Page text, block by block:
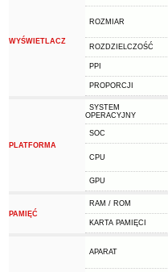
WYŚWIETLACZ
ROZMIAR
ROZDZIELCZOŚĆ
PPI
PROPORCJI
PLATFORMA
SYSTEM
OPERACYJNY
SOC
CPU
GPU
PAMIĘĆ
RAM / ROM
KARTA PAMIĘCI
APARAT